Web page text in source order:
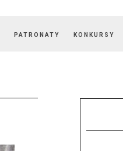
PATRONATY KONKURSY